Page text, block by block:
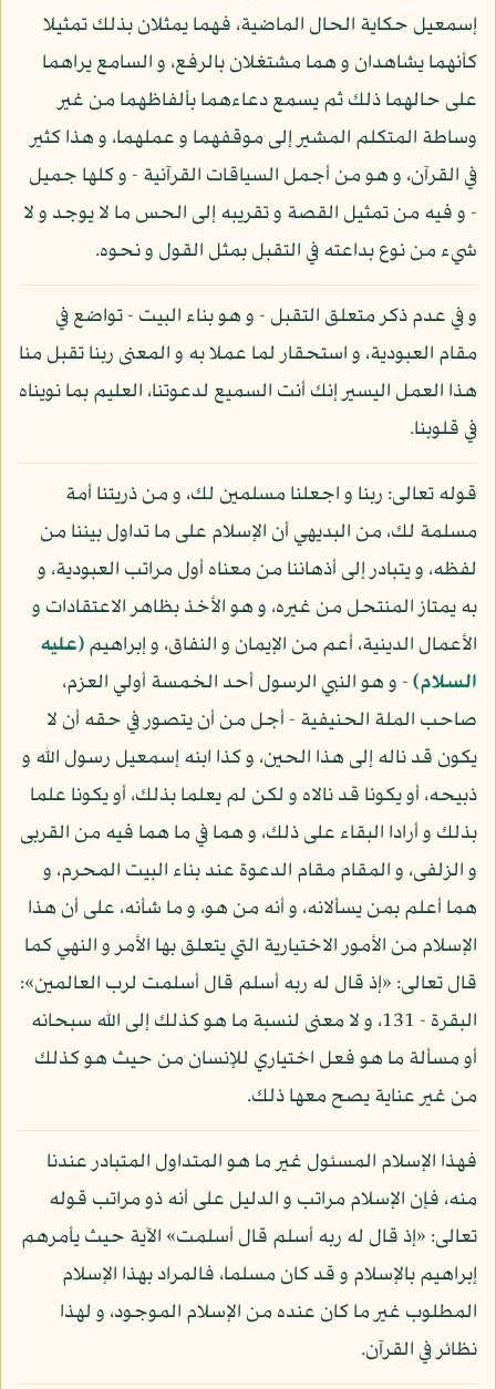
إسمعيل حكاية الحال الماضية، فهما يمثلان بذلك تمثيلا
كأنهما يشاهدان و هما مشتغلان بالرفع، و السامع يراهما
على حالهما ذلك ثم يسمع دعاءهما بألفاظهما من غير
وساطة المتكلم المشير إلى موقفهما و عملهما، و هذا كثير
في القرآن، و هو من أجمل السياقات القرآنية - و كلها جميل
- و فيه من تمثيل القصة و تقريبه إلى الحس ما لا يوجد و لا
شيء من نوع بداعته في التقبل بمثل القول و نحوه.
و في عدم ذكر متعلق التقبل - و هو بناء البيت - تواضع في
مقام العبودية، و استحقار لما عملا به و المعنى ربنا تقبل منا
هذا العمل اليسير إنك أنت السميع لدعوتنا، العليم بما نويناه
في قلوبنا.
قوله تعالى: ربنا و اجعلنا مسلمين لك، و من ذريتنا أمة
مسلمة لك، من البديهي أن الإسلام على ما تداول بيننا من
لفظه، و يتبادر إلى أذهاننا من معناه أول مراتب العبودية، و
به يمتاز المنتحل من غيره، و هو الأخذ بظاهر الاعتقادات و
الأعمال الدينية، أعم من الإيمان و النفاق، و إبراهيم(عليه
السلام)- و هو النبي الرسول أحد الخمسة أولي العزم،
صاحب الملة الحنيفية - أجل من أن يتصور في حقه أن لا
يكون قد ناله إلى هذا الحين، و كذا ابنه إسمعيل رسول الله و
ذبيحه، أو يكونا قد نالاه و لكن لم يعلما بذلك، أو يكونا علما
بذلك و أرادا البقاء على ذلك، و هما في ما هما فيه من القربى
و الزلفى، و المقام مقام الدعوة عند بناء البيت المحرم، و
هما أعلم بمن يسألانه، و أنه من هو، و ما شأنه، على أن هذا
الإسلام من الأمور الاختيارية التي يتعلق بها الأمر و النهي كما
قال تعالى: «إذ قال له ربه أسلم قال أسلمت لرب العالمين»:
البقرة - 131، و لا معنى لنسبة ما هو كذلك إلى الله سبحانه
أو مسألة ما هو فعل اختياري للإنسان من حيث هو كذلك
من غير عناية يصح معها ذلك.
فهذا الإسلام المسئول غير ما هو المتداول المتبادر عندنا
منه، فإن الإسلام مراتب و الدليل على أنه ذو مراتب قوله
تعالى: «إذ قال له ربه أسلم قال أسلمت» الآية حيث يأمرهم
إبراهيم بالإسلام و قد كان مسلما، فالمراد بهذا الإسلام
المطلوب غير ما كان عنده من الإسلام الموجود، و لهذا
نظائر في القرآن.